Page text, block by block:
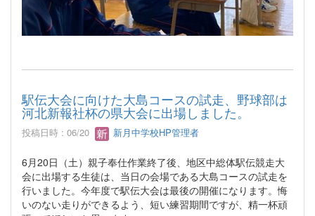
駅伝大会に向けた大島コースの試走、野球部は
河北新報社杯の県大会に出場しました。
投稿日時 : 06/20 新月中学校HP管理者
6月20日（土）親子奉仕作業終了後、地区中総体駅伝競走大
会に出場する生徒は、当日の会場である大島コースの試走を
行いました。今年度で駅伝大会は最後の開催になります。悔
いのない走りができるよう、短い練習期間ですが、精一杯頑